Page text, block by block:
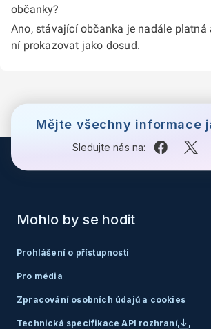
občanky?
Ano, stávající občanka je nadále platná
ní prokazovat jako dosud.
Mějte všechny informace
Sledujte nás na:
Mohlo by se hodit
Prohlášení o přístupnosti
Pro média
Zpracování osobních údajů a cookies
Technická specifikace API rozhraní